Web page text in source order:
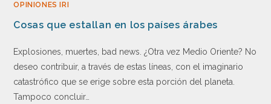
OPINIONES IRI
Cosas que estallan en los países árabes
Explosiones, muertes, bad news. ¿Otra vez Medio Oriente? No
deseo contribuir, a través de estas líneas, con el imaginario
catastrófico que se erige sobre esta porción del planeta.
Tampoco concluir…